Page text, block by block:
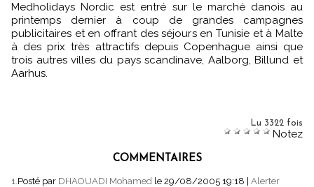
Medholidays Nordic est entré sur le marché danois au
printemps dernier à coup de grandes campagnes
publicitaires et en offrant des séjours en Tunisie et à Malte
à des prix très attractifs depuis Copenhague ainsi que
trois autres villes du pays scandinave, Aalborg, Billund et
Aarhus.
Lu 3322 fois
Notez
COMMENTAIRES
1.Posté par DHAOUADI Mohamed le 29/08/2005 19:18
Alerter